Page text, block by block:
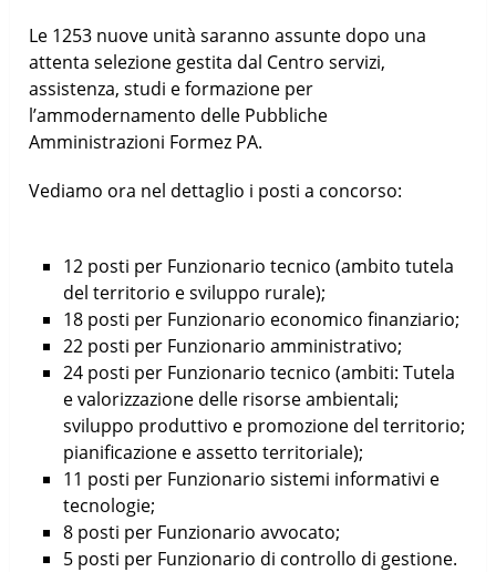
Le 1253 nuove unità saranno assunte dopo una
attenta selezione gestita dal Centro servizi,
assistenza, studi e formazione per
l’ammodernamento delle Pubbliche
Amministrazioni Formez PA.
Vediamo ora nel dettaglio i posti a concorso:
12 posti per Funzionario tecnico (ambito tutela
del territorio e sviluppo rurale);
18 posti per Funzionario economico finanziario;
22 posti per Funzionario amministrativo;
24 posti per Funzionario tecnico (ambiti: Tutela
e valorizzazione delle risorse ambientali;
sviluppo produttivo e promozione del territorio;
pianificazione e assetto territoriale);
11 posti per Funzionario sistemi informativi e
tecnologie;
8 posti per Funzionario avvocato;
5 posti per Funzionario di controllo di gestione.